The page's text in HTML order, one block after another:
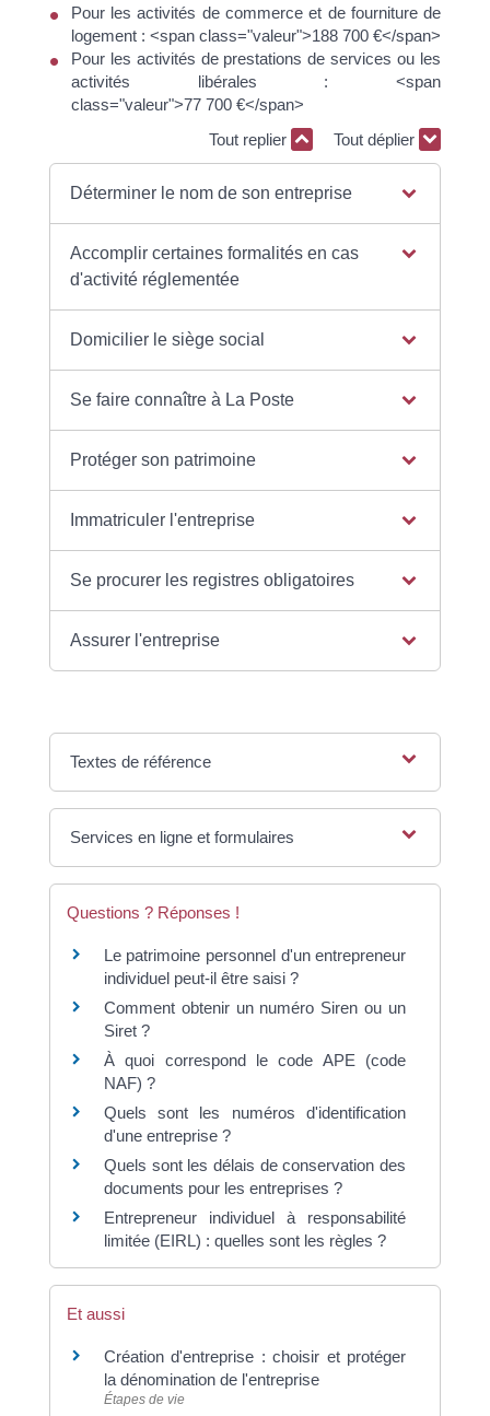
Pour les activités de commerce et de fourniture de
logement : <span class="valeur">188 700 €</span>
Pour les activités de prestations de services ou les
activités libérales : <span
class="valeur">77 700 €</span>
Tout replier
Tout déplier
Déterminer le nom de son entreprise
Accomplir certaines formalités en cas
d'activité réglementée
Domicilier le siège social
Se faire connaître à La Poste
Protéger son patrimoine
Immatriculer l'entreprise
Se procurer les registres obligatoires
Assurer l'entreprise
Textes de référence
Services en ligne et formulaires
Questions ? Réponses !
Le patrimoine personnel d'un entrepreneur
individuel peut-il être saisi ?
Comment obtenir un numéro Siren ou un
Siret ?
À quoi correspond le code APE (code
NAF) ?
Quels sont les numéros d'identification
d'une entreprise ?
Quels sont les délais de conservation des
documents pour les entreprises ?
Entrepreneur individuel à responsabilité
limitée (EIRL) : quelles sont les règles ?
Et aussi
Création d'entreprise : choisir et protéger
la dénomination de l'entreprise
Étapes de vie